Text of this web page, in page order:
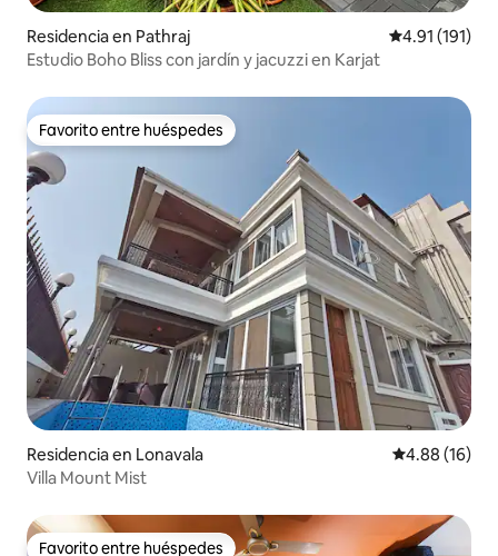
Residencia en Pathraj Calificación
4.91 (191)
Estudio Boho Bliss con jardín y jacuzzi en Karjat
Favorito entre huéspedes
Favorito entre huéspedes
Residencia en Lonavala Calificación
4.88 (16)
Villa Mount Mist
Favorito entre huéspedes